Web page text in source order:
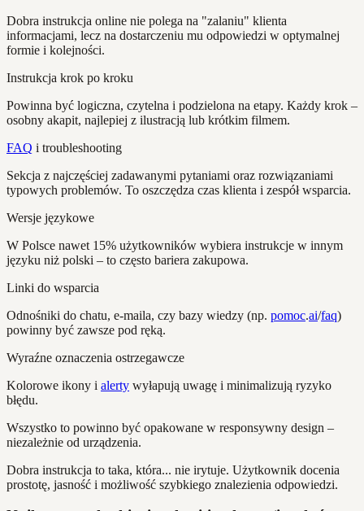
Dobra instrukcja online nie polega na "zalaniu" klienta
informacjami, lecz na dostarczeniu mu odpowiedzi w optymalnej
formie i kolejności.
Instrukcja krok po kroku
Powinna być logiczna, czytelna i podzielona na etapy. Każdy krok –
osobny akapit, najlepiej z ilustracją lub krótkim filmem.
FAQ i troubleshooting
Sekcja z najczęściej zadawanymi pytaniami oraz rozwiązaniami
typowych problemów. To oszczędza czas klienta i zespół wsparcia.
Wersje językowe
W Polsce nawet 15% użytkowników wybiera instrukcje w innym
języku niż polski – to często bariera zakupowa.
Linki do wsparcia
Odnośniki do chatu, e-maila, czy bazy wiedzy (np. pomoc.ai/faq)
powinny być zawsze pod ręką.
Wyraźne oznaczenia ostrzegawcze
Kolorowe ikony i alerty wyłapują uwagę i minimalizują ryzyko
błędu.
Wszystko to powinno być opakowane w responsywny design –
niezależnie od urządzenia.
Dobra instrukcja to taka, która... nie irytuje. Użytkownik docenia
prostotę, jasność i możliwość szybkiego znalezienia odpowiedzi.